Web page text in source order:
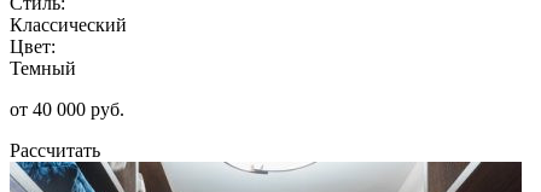
Классический
Цвет:
Темный
от 40 000 руб.
Рассчитать